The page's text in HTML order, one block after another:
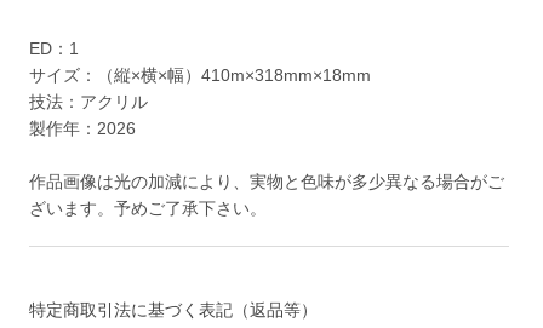
ED：1
サイズ：（縦×横×幅）410m×318mm×18mm
技法：アクリル
製作年：2026
作品画像は光の加減により、実物と色味が多少異なる場合がご
ざいます。予めご了承下さい。
特定商取引法に基づく表記（返品等）